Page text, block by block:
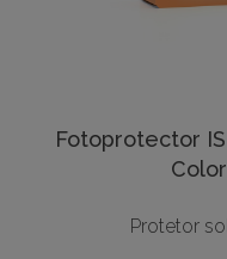
Fotoprotector
Protetor